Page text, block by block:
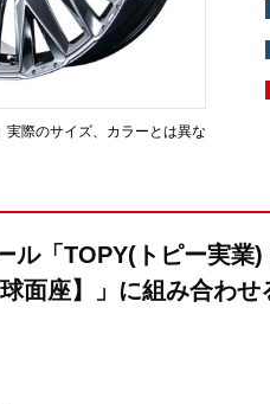
際のサイズ、カラーとは異な
ル「TOPY(トピー実
面座】」に組み合わ